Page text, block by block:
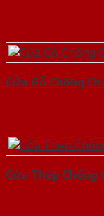
Cửa Gỗ Chống
Cửa Thép Chống